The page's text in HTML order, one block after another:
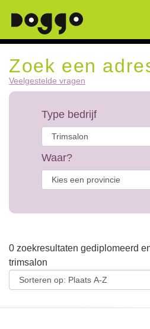
Zoek een
Veelgestelde vragen
Type bedrijf
Waar?
0 zoekresultaten gediplomeerd
trimsalon